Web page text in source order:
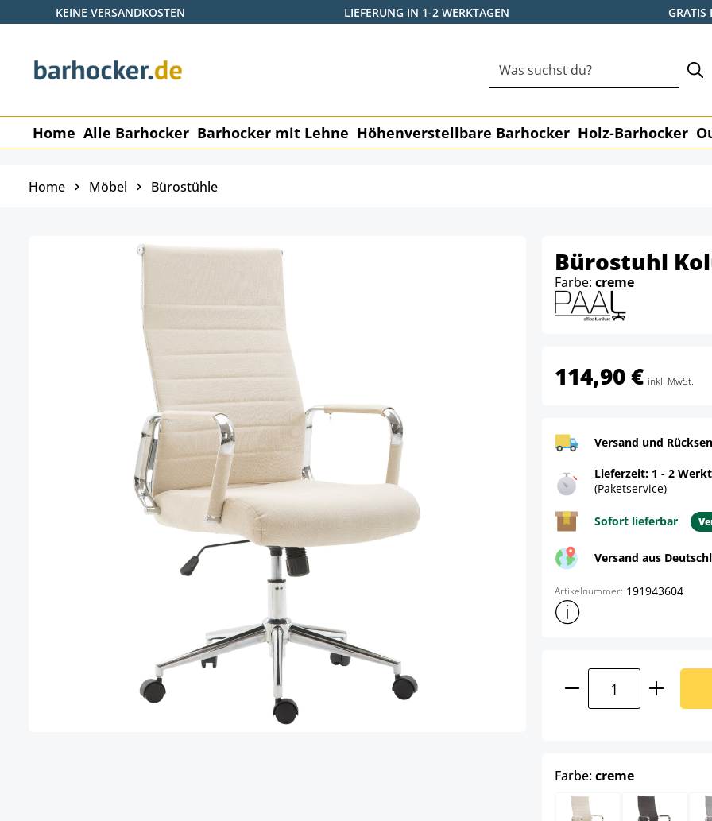
Hauptinhalt springen
Zur Suche springen
Zur Hauptnavigation springen
KEINE VERSANDKOSTEN LIEFERUNG IN 1-2 WERKTAGEN GRATIS
Home Alle Barhocker Barhocker mit Lehne Höhenverstellbare Barhocker Holz-Barhocker
Home Möbel Bürostühle
Bürostuhl
Farbe: creme
114,90 € inkl. MwSt.
Versand und
Lieferzeit: 1 - 2
(Paketservice)
Sofort lieferbar
Versand aus
Artikelnummer: 191943604
Weitere
Produkt Anzahl:
Farbe:cremeauswählen